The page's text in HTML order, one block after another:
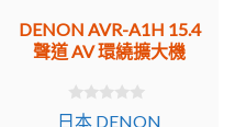
DENON AVR-A1H 15.4
聲道 AV 環繞擴大機
0
日本 DENON